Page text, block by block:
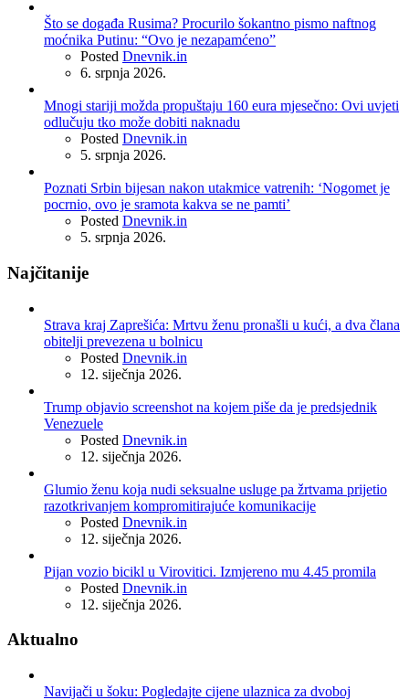
Što se događa Rusima? Procurilo šokantno pismo naftnog
moćnika Putinu: “Ovo je nezapamćeno”
Posted Dnevnik.in
6. srpnja 2026.
Mnogi stariji možda propuštaju 160 eura mjesečno: Ovi uvjeti
odlučuju tko može dobiti naknadu
Posted Dnevnik.in
5. srpnja 2026.
Poznati Srbin bijesan nakon utakmice vatrenih: ‘Nogomet je
pocrnio, ovo je sramota kakva se ne pamti’
Posted Dnevnik.in
5. srpnja 2026.
Najčitanije
Strava kraj Zaprešića: Mrtvu ženu pronašli u kući, a dva člana
obitelji prevezena u bolnicu
Posted Dnevnik.in
12. siječnja 2026.
Trump objavio screenshot na kojem piše da je predsjednik
Venezuele
Posted Dnevnik.in
12. siječnja 2026.
Glumio ženu koja nudi seksualne usluge pa žrtvama prijetio
razotkrivanjem kompromitirajuće komunikacije
Posted Dnevnik.in
12. siječnja 2026.
Pijan vozio bicikl u Virovitici. Izmjereno mu 4.45 promila
Posted Dnevnik.in
12. siječnja 2026.
Aktualno
Navijači u šoku: Pogledajte cijene ulaznica za dvoboj